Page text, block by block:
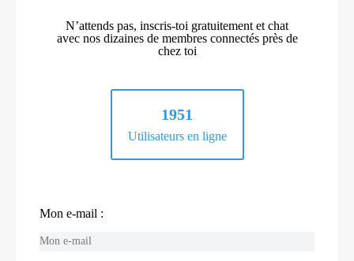
N’attends pas, inscris-toi gratuitement et chat
avec nos dizaines de membres connectés près de
chez toi
1951
Utilisateurs en ligne
Mon e-mail :